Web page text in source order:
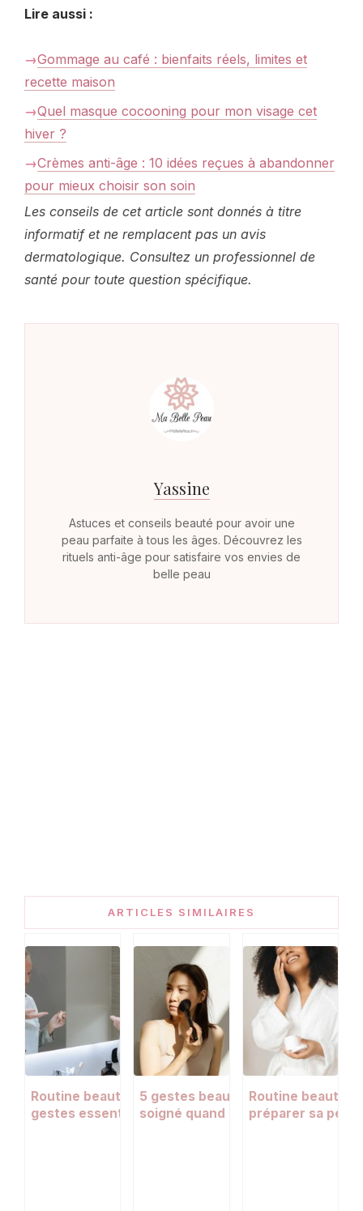
Lire aussi :
Gommage au café : bienfaits réels, limites et
recette maison
Quel masque cocooning pour mon visage cet
hiver ?
Crèmes anti-âge : 10 idées reçues à abandonner
pour mieux choisir son soin
Les conseils de cet article sont donnés à titre
informatif et ne remplacent pas un avis
dermatologique. Consultez un professionnel de
santé pour toute question spécifique.
Yassine
Astuces et conseils beauté pour avoir une
peau parfaite à tous les âges. Découvrez les
rituels anti-âge pour satisfaire vos envies de
belle peau
ARTICLES SIMILAIRES
Routine beauté en 5 minutes : les
gestes essentiels matin et soir pour
5 gestes beauté express pour un
soigné quand le temps manque
Routine beauté
préparer sa peau